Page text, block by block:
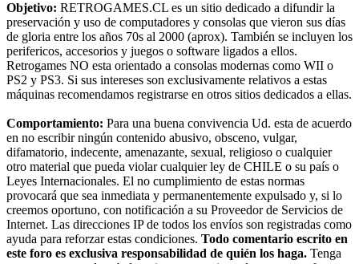
Objetivo: RETROGAMES.CL es un sitio dedicado a difundir la
preservación y uso de computadores y consolas que vieron sus días
de gloria entre los años 70s al 2000 (aprox). También se incluyen los
perifericos, accesorios y juegos o software ligados a ellos.
Retrogames NO esta orientado a consolas modernas como WII o
PS2 y PS3. Si sus intereses son exclusivamente relativos a estas
máquinas recomendamos registrarse en otros sitios dedicados a ellas.
Comportamiento: Para una buena convivencia Ud. esta de acuerdo
en no escribir ningún contenido abusivo, obsceno, vulgar,
difamatorio, indecente, amenazante, sexual, religioso o cualquier
otro material que pueda violar cualquier ley de CHILE o su país o
Leyes Internacionales. El no cumplimiento de estas normas
provocará que sea inmediata y permanentemente expulsado y, si lo
creemos oportuno, con notificación a su Proveedor de Servicios de
Internet. Las direcciones IP de todos los envíos son registradas como
ayuda para reforzar estas condiciones. Todo comentario escrito en
este foro es exclusiva responsabilidad de quién los haga. Tenga